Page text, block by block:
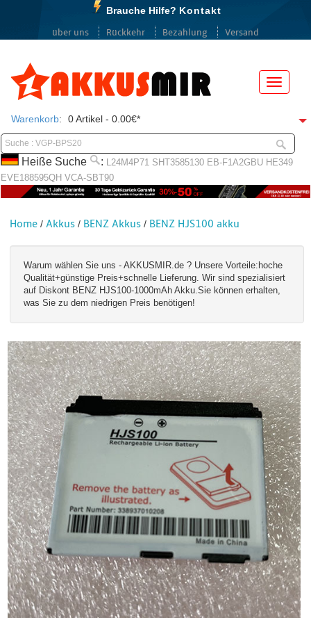
Brauche Hilfe? Kontakt
über uns
Rückkehr Bezahlung Versand
Menü
Warenkorb: 0 Artikel - 0.00€*
Heiße Suche : L24M4P71 SHT3585130 EB-F1A2GBU HE349
EVE188595QH VCA-SBT90
Home / Akkus / BENZ Akkus / BENZ HJS100 akku
Warum wählen Sie uns - AKKUSMIR.de ? Unsere Vorteile:hoche
Qualität+günstige Preis+schnelle Lieferung. Wir sind spezialisiert
auf Diskont BENZ HJS100-1000mAh Akku.Sie können erhalten,
was Sie zu dem niedrigen Preis benötigen!